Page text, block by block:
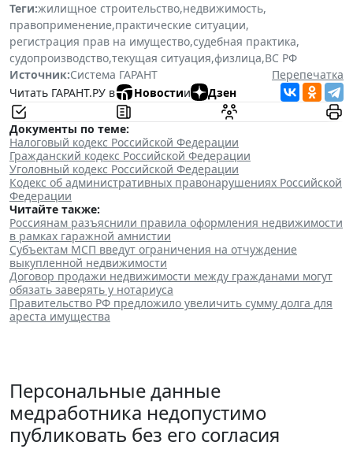
Теги:жилищное строительство,недвижимость,
правоприменение,практические ситуации,
регистрация прав на имущество,судебная практика,
судопроизводство,текущая ситуация,физлица,ВС РФ
Источник:Система ГАРАНТ
Перепечатка
Читать ГАРАНТ.РУ в
Новостии Дзен
Документы по теме:
Налоговый кодекс Российской Федерации
Гражданский кодекс Российской Федерации
Уголовный кодекс Российской Федерации
Кодекс об административных правонарушениях Российской
Федерации
Читайте также:
Россиянам разъяснили правила оформления недвижимости
в рамках гаражной амнистии
Субъектам МСП введут ограничения на отчуждение
выкупленной недвижимости
Договор продажи недвижимости между гражданами могут
обязать заверять у нотариуса
Правительство РФ предложило увеличить сумму долга для
ареста имущества
Персональные данные
медработника недопустимо
публиковать без его согласия